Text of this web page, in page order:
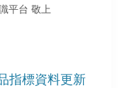
平台 敬上
指標資料更新